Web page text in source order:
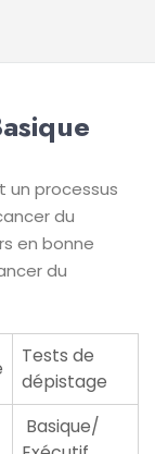
un processus
du
en bonne
du
Tests de
dépistage
Basique/